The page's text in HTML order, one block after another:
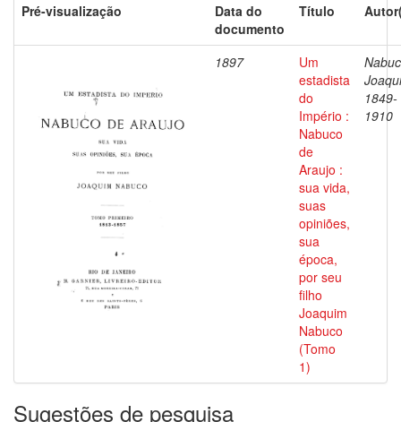
Pré-visualização
Data do
documento
Título
1897
Um
estadista
do
Império :
Nabuco
de
Araujo :
sua vida,
suas
opiniões,
sua
época,
por seu
filho
Joaquim
Nabuco
(Tomo
1)
1849-
1910
Sugestões de pesquisa